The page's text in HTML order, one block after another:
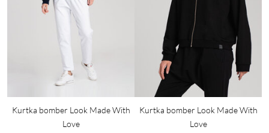
Kurtka bomber Look Made With
Love
Kurtka bomber Look Made With
Love